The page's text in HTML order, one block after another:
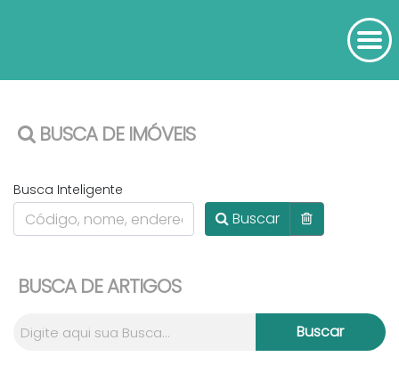
BUSCA DE IMÓVEIS
Busca Inteligente
Buscar
BUSCA DE ARTIGOS